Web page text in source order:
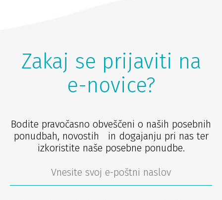
Zakaj se prijaviti na
e-novice?
Bodite pravočasno obveščeni o naših posebnih
ponudbah, novostih in dogajanju pri nas ter
izkoristite naše posebne ponudbe.